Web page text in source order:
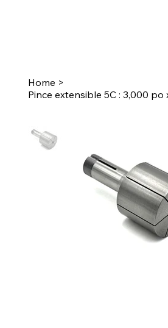
Home >
Pince extensible 5C : 3,000 po